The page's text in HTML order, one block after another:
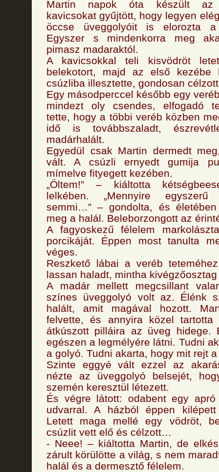
Martin napok óta készült az
kavicsokat gyűjtött, hogy legyen
öccse üveggolyóit is elorozta
Egyszer s mindenkorra meg
pimasz madaraktól.
A kavicsokkal teli kisvödröt
belekotort, majd az első kezébe
csúzliba illesztette, gondosan
Egy másodperccel később egy
mindezt oly csendes, elfogadó
tette, hogy a többi veréb közben
idő is továbbszaladt,
madárhalált.
Egyedül csak Martin dermedt
vált. A csúzli ernyedt gumija
mímelve fityegett kezében.
„Öltem!” – kiáltotta
lelkében. „Mennyire
semmi…” – gondolta, és
meg a halál. Beleborzongott az
A fagyoskezű félelem
porcikáját. Éppen most tanulta
véges.
Reszkető lábai a veréb
lassan haladt, mintha
A madár mellett megcsillant
színes üveggolyó volt az. Élénk
halált, amit magával hozott.
felvette, és annyira közel tartotta
átkúszott pilláira az üveg hidege.
egészen a legmélyére látni. Tudni
a golyó. Tudni akarta, hogy mit rejt
Szinte eggyé vált ezzel az
nézte az üveggolyó belsejét,
szemén keresztül létezett.
És végre látott: odabent egy
udvarral. A házból éppen
Letett maga mellé egy vödröt,
csúzlit vett elő és célzott…
- Neee! – kiáltotta Martin, de
zárult körülötte a világ, s nem
halál és a dermesztő félelem.